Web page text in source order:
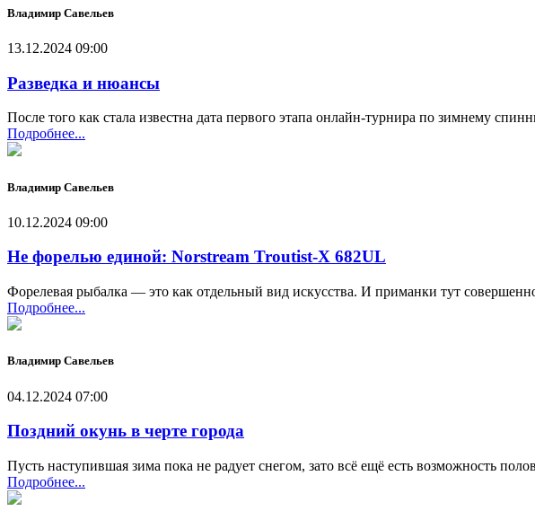
Владимир Савельев
13.12.2024 09:00
Разведка и нюансы
После того как стала известна дата первого этапа онлайн-турнира по зимнему
Подробнее...
Владимир Савельев
10.12.2024 09:00
Не форелью единой: Norstream Troutist-X 682UL
Форелевая рыбалка — это как отдельный вид искусства. И приманки тут
Подробнее...
Владимир Савельев
04.12.2024 07:00
Поздний окунь в черте города
Пусть наступившая зима пока не радует снегом, зато всё ещё есть возможность
Подробнее...